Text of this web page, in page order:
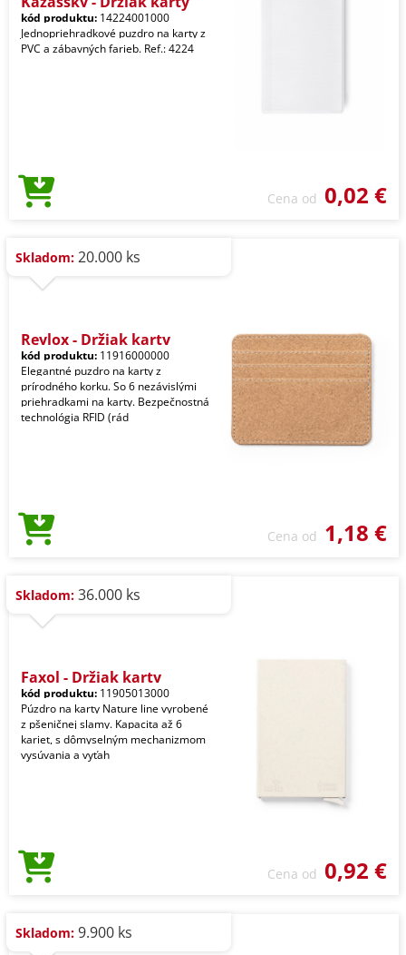
kód produktu: 14224001000
Jednopriehradkové puzdro na karty z
PVC a zábavných farieb. Ref.: 4224
Cena od 0,02 €
Skladom: 20.000 ks
Reylox - Držiak karty
kód produktu: 11916000000
Elegantné puzdro na karty z
prírodného korku. So 6 nezávislými
priehradkami na karty. Bezpečnostná
technológia RFID (rád
Cena od 1,18 €
Skladom: 36.000 ks
Faxol - Držiak karty
kód produktu: 11905013000
Púzdro na karty Nature line vyrobené
z pšeničnej slamy. Kapacita až 6
kariet, s dômyselným mechanizmom
vysúvania a vyťah
Cena od 0,92 €
Skladom: 9.900 ks